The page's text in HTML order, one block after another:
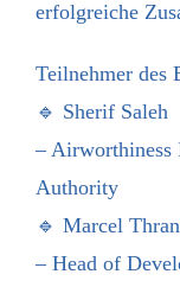
erfolgreiche
Teilnehmer des
🔹 Sherif Saleh
– Airworthiness
Authority
🔹 Marcel Thran
– Head of